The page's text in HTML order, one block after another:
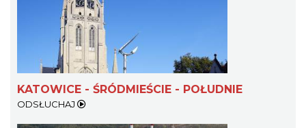
KATOWICE - ŚRÓDMIEŚCIE - POŁUDNIE
ODSŁUCHAJ